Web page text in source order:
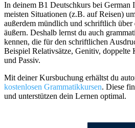
In deinem B1 Deutschkurs bei German
meisten Situationen (z.B. auf Reisen)
außerdem mündlich und schriftlich über
äußern. Deshalb lernst du auch
kennen, die für den schriftlichen
Beispiel Relativsätze, Genitiv,
und Passiv.
Mit deiner Kursbuchung erhältst du
kostenlosen Grammatikkursen. Diese
und unterstützen dein Lernen optimal.